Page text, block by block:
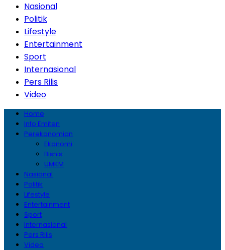
Nasional
Politik
Lifestyle
Entertainment
Sport
Internasional
Pers Rilis
Video
Home
Info Emiten
Perekonomian
Ekonomi
Bisnis
UMKM
Nasional
Politik
Lifestyle
Entertainment
Sport
Internasional
Pers Rilis
Video